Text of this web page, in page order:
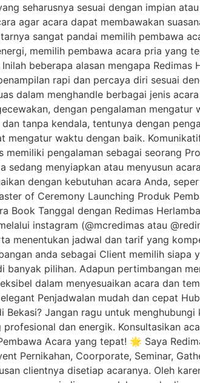
seharusnya sesuai dengan impian
agar acara dapat membawakan
sangat pandai memilih pembawa
memilih pembawa acara pria yang
beberapa alasan mengapa Redimas
rapi dan percaya diri sesuai
dalam menghandle berbagai jenis
dengan pengalaman mengatur
tanpa kendala, tentunya dengan
waktu dengan baik.
pengalaman sebagai seorang
sedang menyiapkan atau menyusun
dengan kebutuhan acara Anda,
of Ceremony Launching Produk
Book Tanggal dengan Redimas
instagram (@mcredimas atau
menentukan jadwal dan tarif yang
anda sebagai Client memilih siapa
banyak pilihan. Adapun pertimbangan
dalam menyesuaikan acara dan
Penjadwalan mudah dan cepat
Jangan ragu untuk menghubungi
dan energik. Konsultasikan
Acara yang tepat! 🌟 Saya
Pernikahan, Coorporate, Seminar,
clientnya disetiap acaranya. Oleh